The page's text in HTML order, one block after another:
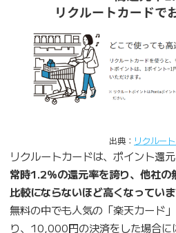
出典： リクルー
リクルートカードは、ポイント還
常時1.2％の還元率を誇り、他社の
比較にならないほど高くなっていま
無料の中でも人気の「楽天カード
り、10,000円の決済をした場合に